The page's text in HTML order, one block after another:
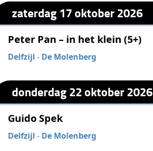
zaterdag 17 oktober 2026
Peter Pan – in het klein (5+)
Delfzijl - De Molenberg
donderdag 22 oktober 2026
Guido Spek
Delfzijl - De Molenberg